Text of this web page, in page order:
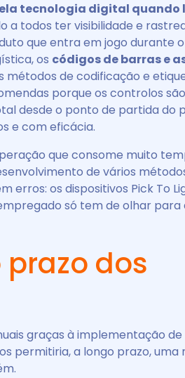
tecnologia digital quando
a todos ter visibilidade e
que entra em jogo durante
os códigos de barras e
métodos de codificação e
porque os controlos
desde o ponto de partida do
e com eficácia.
que consome muito
de vários
erros: os dispositivos Pick To
só tem de olhar para
dos
graças à implementação de
permitiria, a longo prazo, uma